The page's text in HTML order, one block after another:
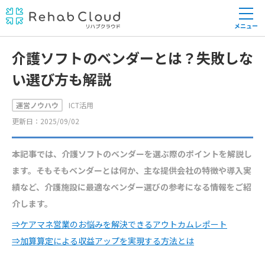
メニュー
介護ソフトのベンダーとは？失敗しな
い選び方も解説
運営ノウハウ
ICT活用
更新日：2025/09/02
本記事では、介護ソフトのベンダーを選ぶ際のポイントを解説し
ます。そもそもベンダーとは何か、主な提供会社の特徴や導入実
績など、介護施設に最適なベンダー選びの参考になる情報をご紹
介します。
⇒ケアマネ営業のお悩みを解決できるアウトカムレポート
⇒加算算定による収益アップを実現する方法とは